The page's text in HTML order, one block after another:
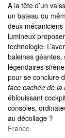
A la tête d’un
un bateau ou
deux
lumineux
technologie.
baleines
légendaires
pour se conclure
face cachée de la
éblouissant
consoles,
au décollage ?
France